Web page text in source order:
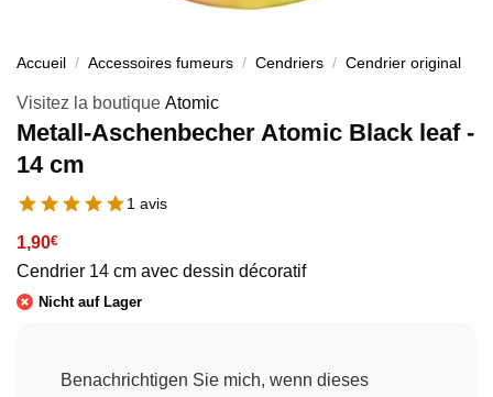
Accueil / Accessoires fumeurs / Cendriers / Cendrier original
Visitez la boutique Atomic
Metall-Aschenbecher Atomic Black leaf -
14 cm
1 avis
1,90€
Cendrier 14 cm avec dessin décoratif
Nicht auf Lager
Benachrichtigen Sie mich, wenn dieses